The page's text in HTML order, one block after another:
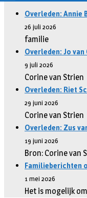
Overleden: Annie
26 juli 2026
familie
Overleden: Jo
9 juli 2026
Corine van Strien
Overleden: Riet
29 juni 2026
Corine van Strien
Overleden: Zus
19 juni 2026
Bron: Corine van
Familieberichten
1 mei 2026
Het is mogelijk